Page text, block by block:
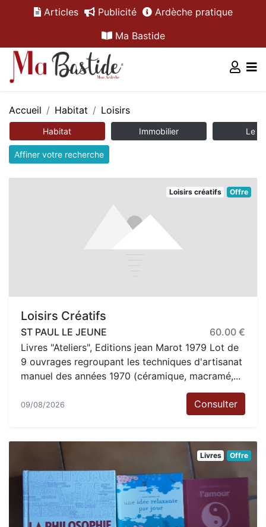
Articles Publicité
Ardèche pratique
Ma Bastide
Accueil Habitat Loisirs
Habitat Immobilier Le
Affiner votre recherche
Loisirs créatifs Offre
Loisirs Créatifs
ST PAUL LE JEUNE
60.00 €
Livres "Ateliers", Editions jean Marot 1979 Lot de
9 ouvrages regroupant les techniques d'artisanat
manuel des années 1970 (céramique, macramé,...
09/08/2026 Consulter
Livres Offre